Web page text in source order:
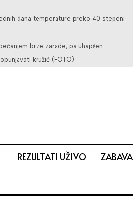
dana temperature preko 40 stepeni
brze zarade, pa uhapšen
kružić (FOTO)
REZULTATI UŽIVO ZABAVA